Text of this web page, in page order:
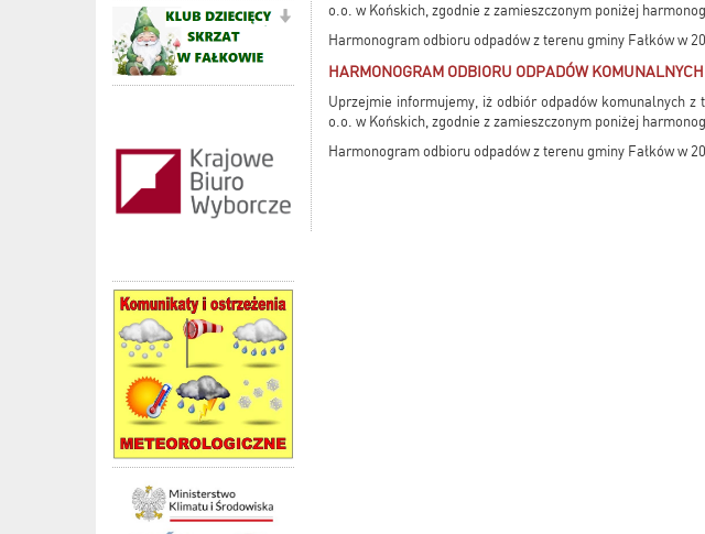
o.o. w Końskich, zgodnie z zamieszczonym poniżej
Harmonogram odbioru odpadów z terenu gminy Fałków w
HARMONOGRAM ODBIORU ODPADÓW
Uprzejmie informujemy, iż odbiór odpadów komunalnych z
o.o. w Końskich, zgodnie z zamieszczonym poniżej
Harmonogram odbioru odpadów z terenu gminy Fałków w